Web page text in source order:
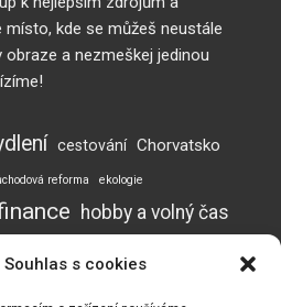
Souhlas s cookies
kde se můžeš neustále
a nezmeškej jedinou
cestování Chorvatsko
reforma ekologie
hobby a volný čas
Neplodnost